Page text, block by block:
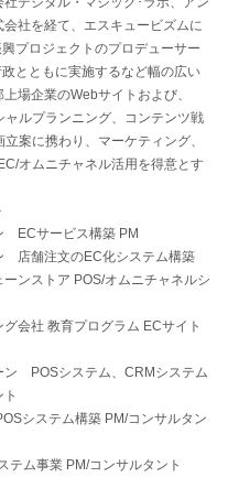
社を経て、エスキュービズムに
プロジェクトのプロデューサー
とともに実施するなど幅の広い
場企業のWebサイトおよび、
ルプランニング、コンテンツ戦
案に携わり、マーケティング、
オムニチャネル活用を得意とす
ECサービス構築 PM
店舗注文のEC化システム構築
ンストア POS/オムニチャネルシ
会社 教育プログラム ECサイト
ン POSシステム、CRMシステム
システム構築 PM/コンサルタン
テム事業 PM/コンサルタント